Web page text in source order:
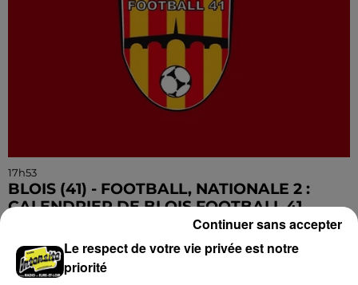
17h53
BLOIS (41) - FOOTBALL, NATIONALE 2 :
CALENDRIER DE BLOIS FOOTBALL 41
Football, Nationale 2 : Calendrier de Blois Football 41,
poule H. Le respect de votre vie privée est notre
priorité
Continuer sans accepter